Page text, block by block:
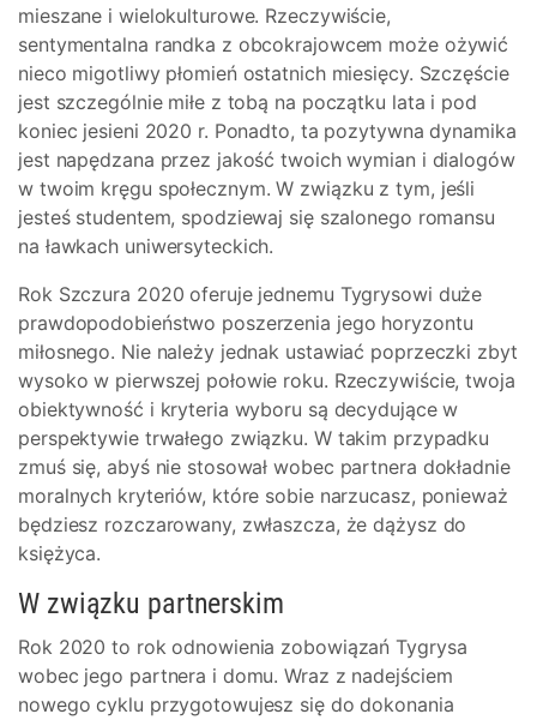
mieszane i wielokulturowe. Rzeczywiście,
sentymentalna randka z obcokrajowcem może ożywić
nieco migotliwy płomień ostatnich miesięcy. Szczęście
jest szczególnie miłe z tobą na początku lata i pod
koniec jesieni 2020 r. Ponadto, ta pozytywna dynamika
jest napędzana przez jakość twoich wymian i dialogów
w twoim kręgu społecznym. W związku z tym, jeśli
jesteś studentem, spodziewaj się szalonego romansu
na ławkach uniwersyteckich.
Rok Szczura 2020 oferuje jednemu Tygrysowi duże
prawdopodobieństwo poszerzenia jego horyzontu
miłosnego. Nie należy jednak ustawiać poprzeczki zbyt
wysoko w pierwszej połowie roku. Rzeczywiście, twoja
obiektywność i kryteria wyboru są decydujące w
perspektywie trwałego związku. W takim przypadku
zmuś się, abyś nie stosował wobec partnera dokładnie
moralnych kryteriów, które sobie narzucasz, ponieważ
będziesz rozczarowany, zwłaszcza, że dążysz do
księżyca.
W związku partnerskim
Rok 2020 to rok odnowienia zobowiązań Tygrysa
wobec jego partnera i domu. Wraz z nadejściem
nowego cyklu przygotowujesz się do dokonania